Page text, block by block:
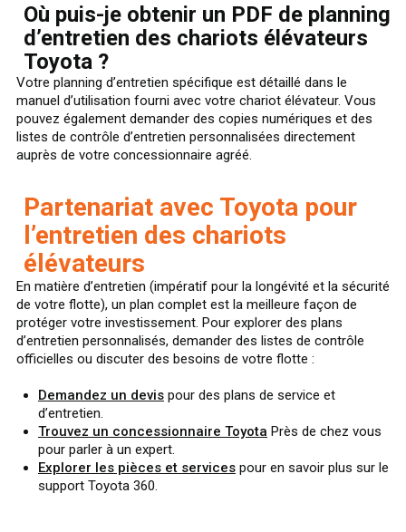
Où puis-je obtenir un PDF de planning
d’entretien des chariots élévateurs
Toyota ?
Votre planning d’entretien spécifique est détaillé dans le
manuel d’utilisation fourni avec votre chariot élévateur. Vous
pouvez également demander des copies numériques et des
listes de contrôle d’entretien personnalisées directement
auprès de votre concessionnaire agréé.
Partenariat avec Toyota pour
l’entretien des chariots
élévateurs
En matière d’entretien (impératif pour la longévité et la sécurité
de votre flotte), un plan complet est la meilleure façon de
protéger votre investissement. Pour explorer des plans
d’entretien personnalisés, demander des listes de contrôle
officielles ou discuter des besoins de votre flotte :
Demandez un devis pour des plans de service et
d’entretien.
Trouvez un concessionnaire Toyota Près de chez vous
pour parler à un expert.
Explorer les pièces et services pour en savoir plus sur le
support Toyota 360.